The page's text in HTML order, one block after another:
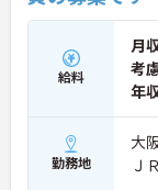
給料
月
考
年
勤務地
大
Ｊ